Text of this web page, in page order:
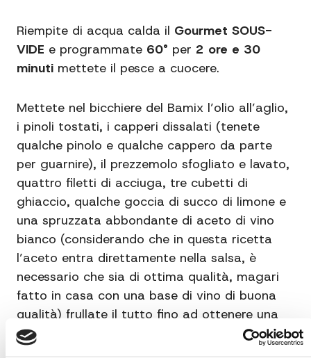
Riempite di acqua calda il Gourmet SOUS-
VIDE e programmate 60° per 2 ore e 30
minuti mettete il pesce a cuocere.
Mettete nel bicchiere del Bamix l’olio all’aglio,
i pinoli tostati, i capperi dissalati (tenete
qualche pinolo e qualche cappero da parte
per guarnire), il prezzemolo sfogliato e lavato,
quattro filetti di acciuga, tre cubetti di
ghiaccio, qualche goccia di succo di limone e
una spruzzata abbondante di aceto di vino
bianco (considerando che in questa ricetta
l’aceto entra direttamente nella salsa, è
necessario che sia di ottima qualità, magari
fatto in casa con una base di vino di buona
qualità) frullate il tutto fino ad ottenere una
salsa fluida, aggiustate di sale.